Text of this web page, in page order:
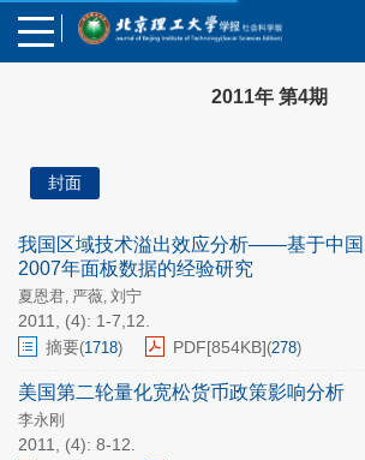
2011年 第4期
封面
我国区域技术溢出效应分析——基于中
2007年面板数据的经验研究
夏恩君, 严薇, 刘宁
2011, (4): 1-7,12.
摘要(1718) PDF[854KB](278)
美国第二轮量化宽松货币政策影响分析
李永刚
2011, (4): 8-12.